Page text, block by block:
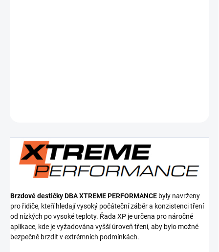
Brzdové destičky DBA XTREME PERFORMANCE byly navrženy
pro řidiče, kteří hledají vysoký počáteční záběr a konzistenci tření
od nízkých po vysoké teploty. Řada XP je určena pro náročné
aplikace, kde je vyžadována vyšší úroveň tření, aby bylo možné
bezpečně brzdit v extrémních podmínkách.